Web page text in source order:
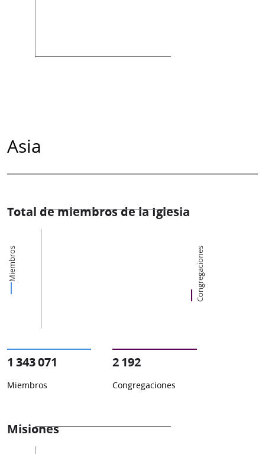
Asia
Total de miembros de la Iglesia
Miembros Congregaciones
1 343 071
Miembros
2 192
Congregaciones
Misiones